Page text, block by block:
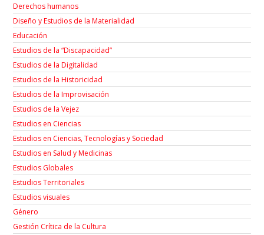
Derechos humanos
Diseño y Estudios de la Materialidad
Educación
Estudios de la “Discapacidad”
Estudios de la Digitalidad
Estudios de la Historicidad
Estudios de la Improvisación
Estudios de la Vejez
Estudios en Ciencias
Estudios en Ciencias, Tecnologías y Sociedad
Estudios en Salud y Medicinas
Estudios Globales
Estudios Territoriales
Estudios visuales
Género
Gestión Crítica de la Cultura